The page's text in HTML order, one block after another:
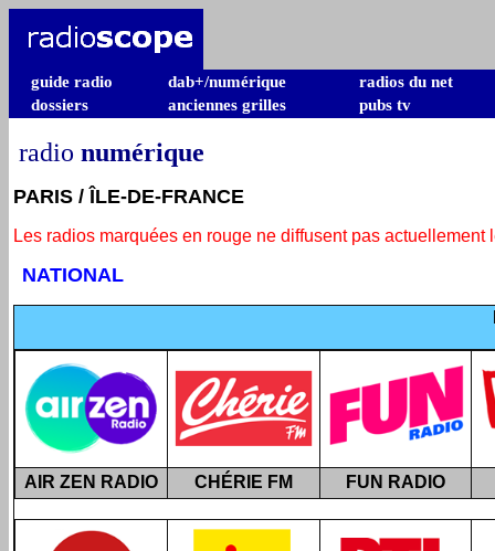
guide radio dab+/numérique
radios du net
dossiers
anciennes grilles pubs tv
radio numérique
PARIS / ÎLE-DE-FRANCE
Les radios marquées en rouge ne diffusent pas actuellement
NATIONAL
AIR ZEN RADIO CHÉRIE FM FUN RADIO